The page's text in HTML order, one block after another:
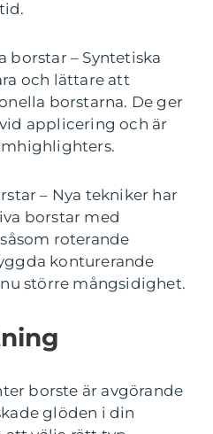
borstar – Syntetiska
och lättare att
borstarna. De ger
applicering och är
– Nya tekniker har
borstar med
roterande
konturerande
större mångsidighet.
borste är avgörande
glöden i din